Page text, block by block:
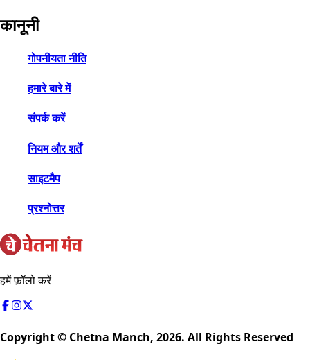
कानूनी
गोपनीयता नीति
हमारे बारे में
संपर्क करें
नियम और शर्तें
साइटमैप
प्रश्नोत्तर
हमें फ़ॉलो करें
Copyright © Chetna Manch, 2026. All Rights Reserved